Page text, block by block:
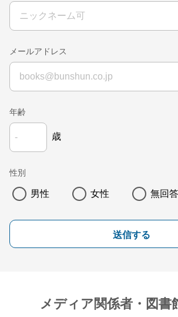
メールアドレス
年齢
歳
性別
男性 女性 無回答
送信する
メディア関係者・図書